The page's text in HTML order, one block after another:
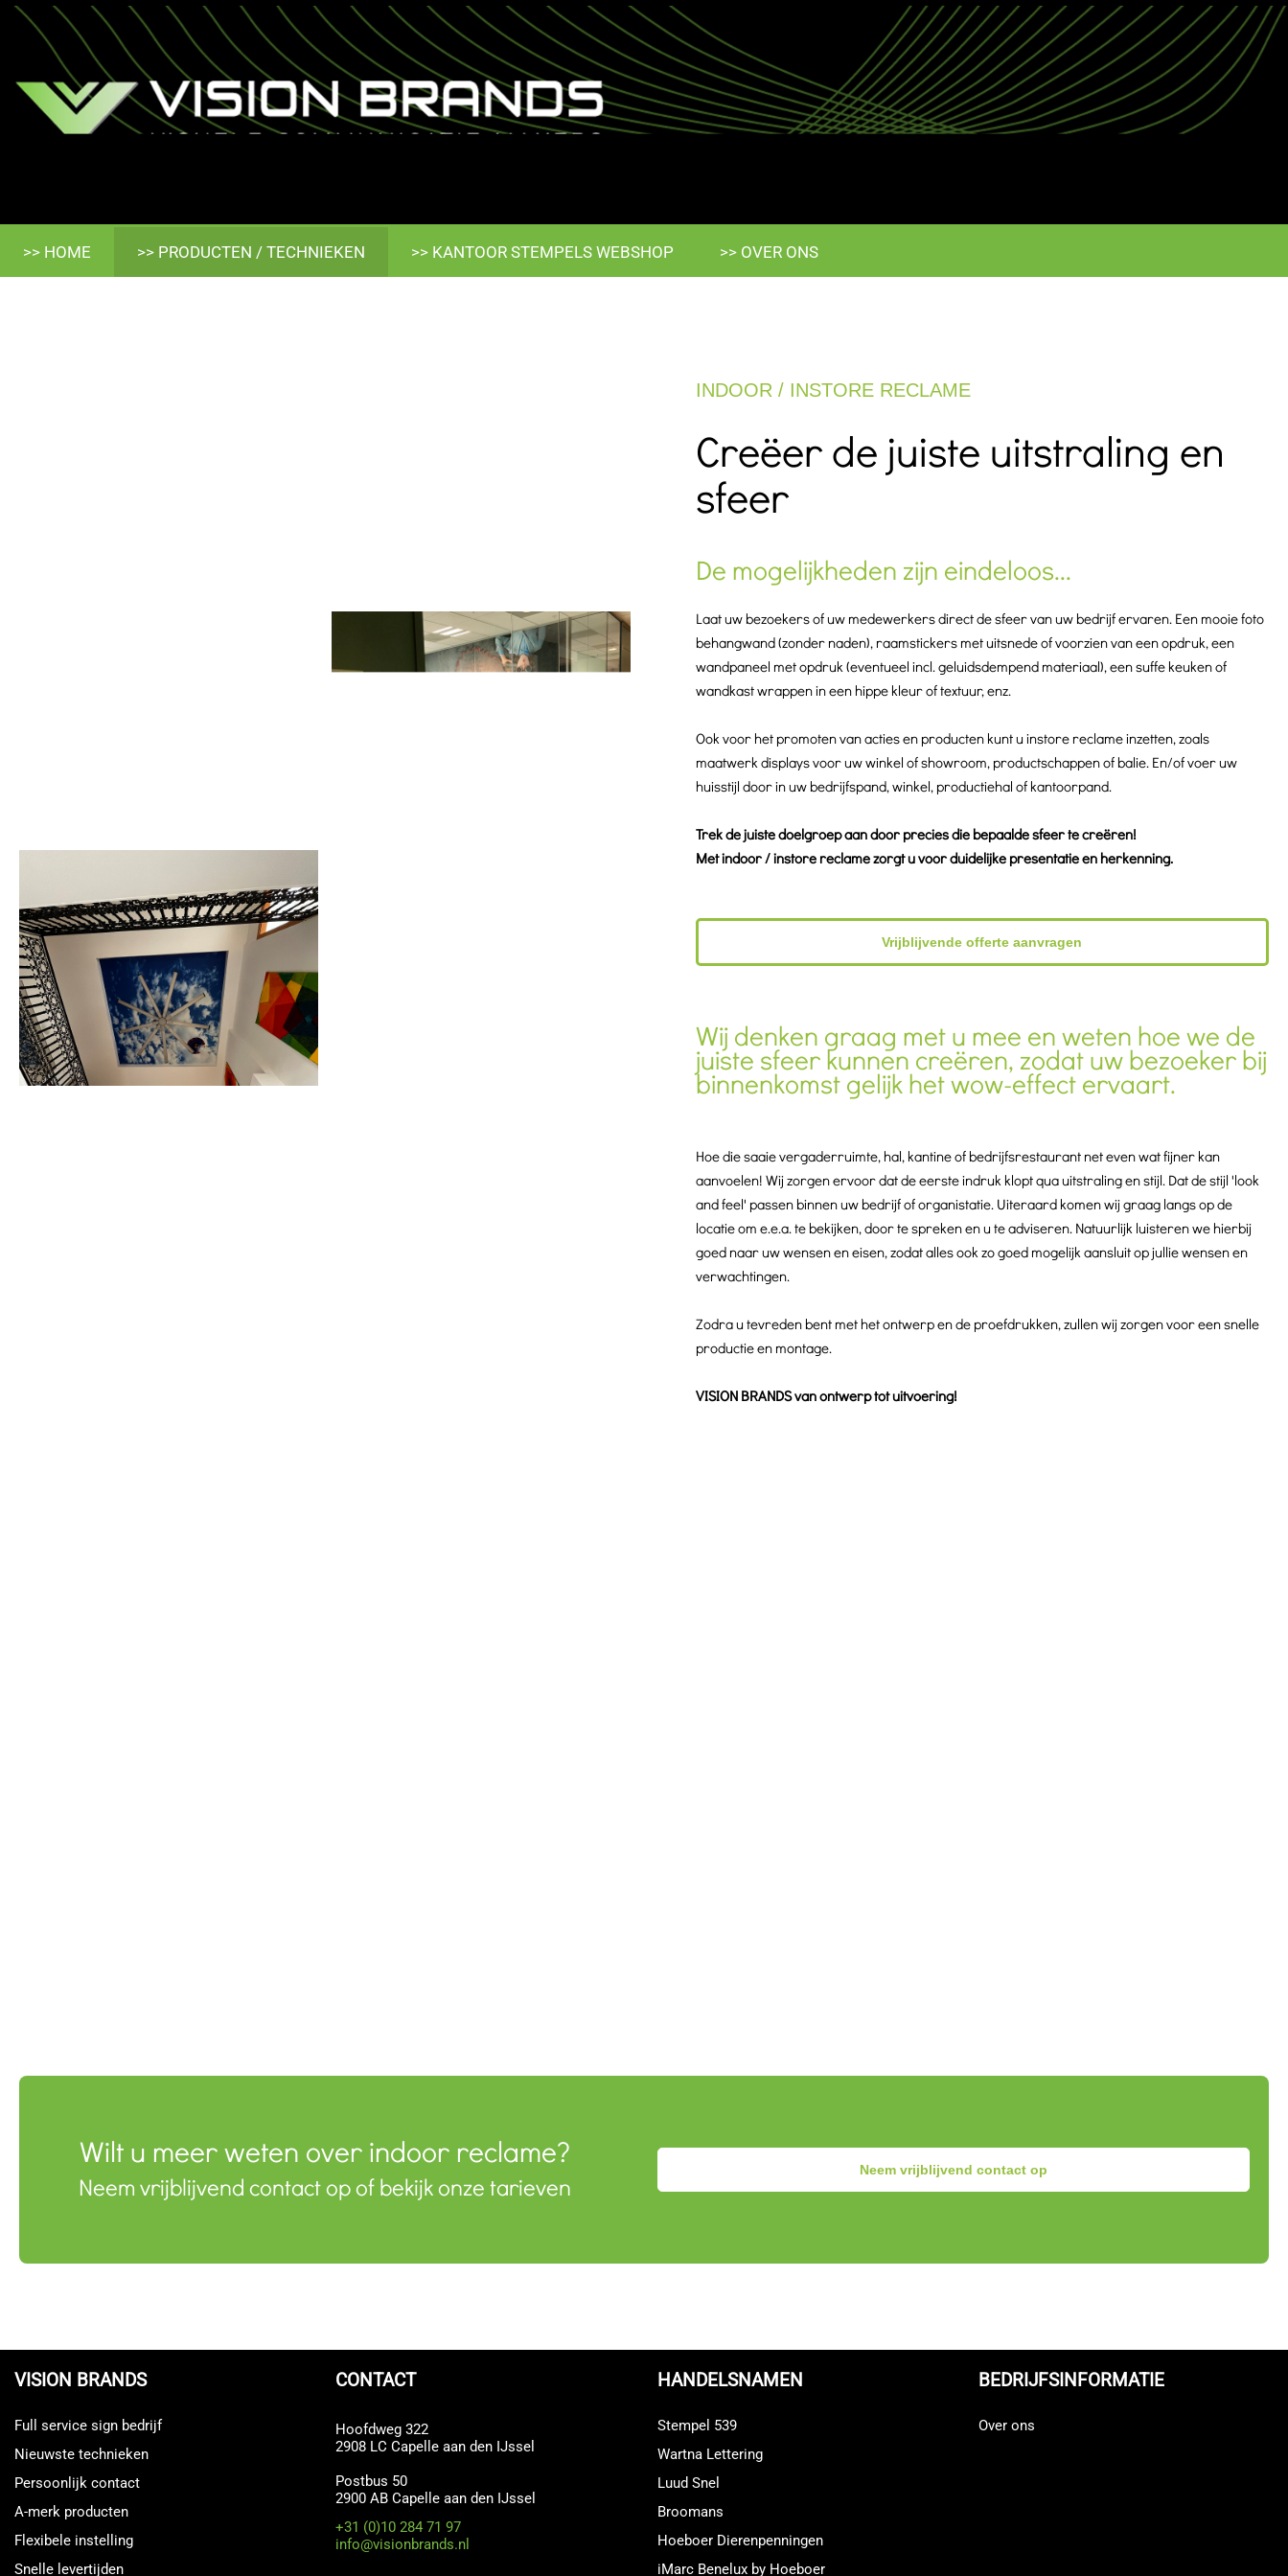
>> HOME >> PRODUCTEN / TECHNIEKEN >> KANTOOR STEMPELS WEBSHOP >> OVER ONS
INDOOR / INSTORE RECLAME
Creëer de juiste uitstraling en
sfeer
De mogelijkheden zijn eindeloos...
Laat uw bezoekers of uw medewerkers direct de sfeer van uw bedrijf ervaren. Een mooie foto
behangwand (zonder naden), raamstickers met uitsnede of voorzien van een opdruk, een
wandpaneel met opdruk (eventueel incl. geluidsdempend materiaal), een suffe keuken of
wandkast wrappen in een hippe kleur of textuur, enz.
Ook voor het promoten van acties en producten kunt u instore reclame inzetten, zoals
maatwerk displays voor uw winkel of showroom, productschappen of balie. En/of voer uw
huisstijl door in uw bedrijfspand, winkel, productiehal of kantoorpand.
Trek de juiste doelgroep aan door precies die bepaalde sfeer te creëren!
Met indoor / instore reclame zorgt u voor duidelijke presentatie en herkenning.
Vrijblijvende offerte aanvragen
Wij denken graag met u mee en weten hoe we de
juiste sfeer kunnen creëren, zodat uw bezoeker bij
binnenkomst gelijk het wow-effect ervaart.
Hoe die saaie vergaderruimte, hal, kantine of bedrijfsrestaurant net even wat fijner kan
aanvoelen! Wij zorgen ervoor dat de eerste indruk klopt qua uitstraling en stijl. Dat de stijl 'look
and feel' passen binnen uw bedrijf of organistatie. Uiteraard komen wij graag langs op de
locatie om e.e.a. te bekijken, door te spreken en u te adviseren. Natuurlijk luisteren we hierbij
goed naar uw wensen en eisen, zodat alles ook zo goed mogelijk aansluit op jullie wensen en
verwachtingen.
Zodra u tevreden bent met het ontwerp en de proefdrukken, zullen wij zorgen voor een snelle
productie en montage.
VISION BRANDS van ontwerp tot uitvoering!
Wilt u meer weten over indoor reclame?
Neem vrijblijvend contact op of bekijk onze tarieven
Neem vrijblijvend contact op
VISION BRANDS
Full service sign bedrijf
Nieuwste technieken
Persoonlijk contact
A-merk producten
Flexibele instelling
Snelle levertijden
CONTACT
Hoofdweg 322
2908 LC Capelle aan den IJssel
Postbus 50
2900 AB Capelle aan den IJssel
+31 (0)10 284 71 97
info@visionbrands.nl
HANDELSNAMEN
Stempel 539
Wartna Lettering
Luud Snel
Broomans
Hoeboer Dierenpenningen
iMarc Benelux by Hoeboer
BEDRIJFSINFORMATIE
Over ons